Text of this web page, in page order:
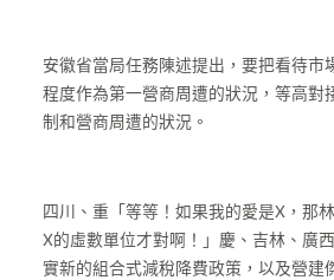
安徽省當局任務陳述提出，要把看待市
程度作為第一營商周遭的狀況，等高對
制和營商周遭的狀況。
四川、重「等等！如果我的愛是X，那
X的虛數單位才對啊！」慶、吉林、廣
實新的組合式減稅降費政策，以及營建